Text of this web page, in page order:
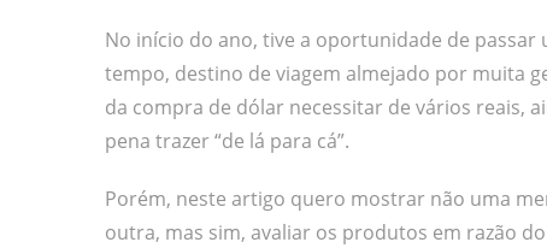
No início do ano, tive a oportunidade de passar
tempo, destino de viagem almejado por muita
da compra de dólar necessitar de vários reais,
pena trazer “de lá para cá”.
Porém, neste artigo quero mostrar não uma
outra, mas sim, avaliar os produtos em razão